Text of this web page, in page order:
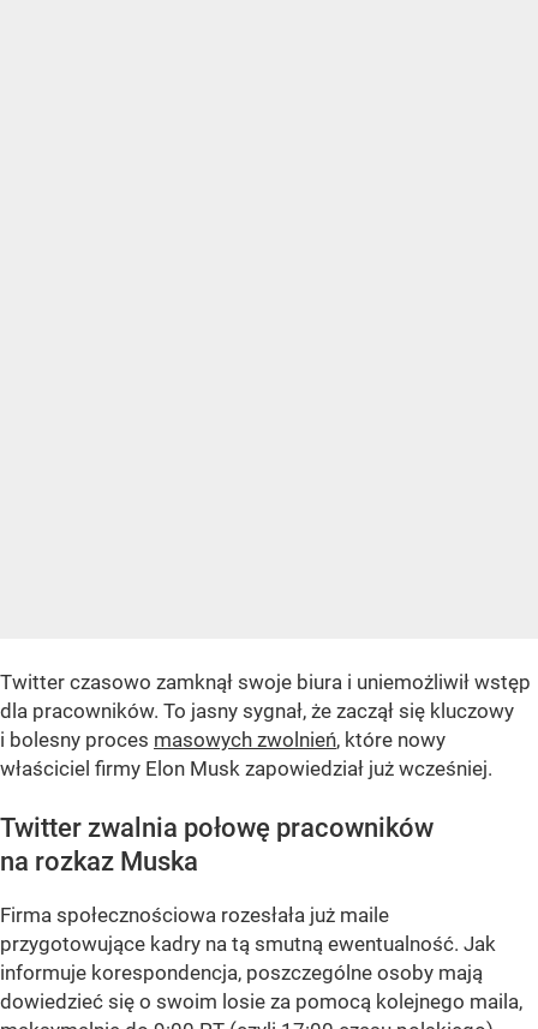
Twitter czasowo zamknął swoje biura i uniemożliwił wstęp
dla pracowników. To jasny sygnał, że zaczął się kluczowy
i bolesny proces masowych zwolnień, które nowy
właściciel firmy Elon Musk zapowiedział już wcześniej.
Twitter zwalnia połowę pracowników
na rozkaz Muska
Firma społecznościowa rozesłała już maile
przygotowujące kadry na tą smutną ewentualność. Jak
informuje korespondencja, poszczególne osoby mają
dowiedzieć się o swoim losie za pomocą kolejnego maila,